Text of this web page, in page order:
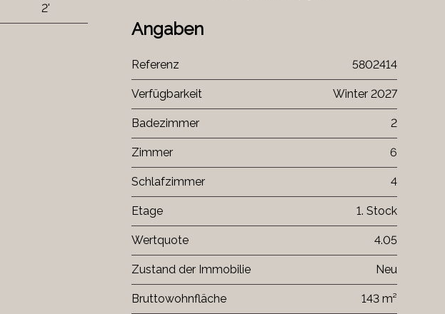
2'
Angaben
Referenz 5802414
Verfügbarkeit Winter 2027
Badezimmer 2
Zimmer 6
Schlafzimmer 4
Etage 1. Stock
Wertquote 4.05
Zustand der Immobilie Neu
Bruttowohnfläche 143 m²